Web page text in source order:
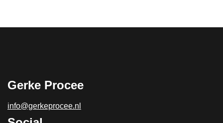
Gerke Procee
info@gerkeprocee.nl